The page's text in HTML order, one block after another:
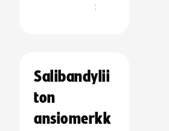
:
Salibandylii
ton
ansiomerkk